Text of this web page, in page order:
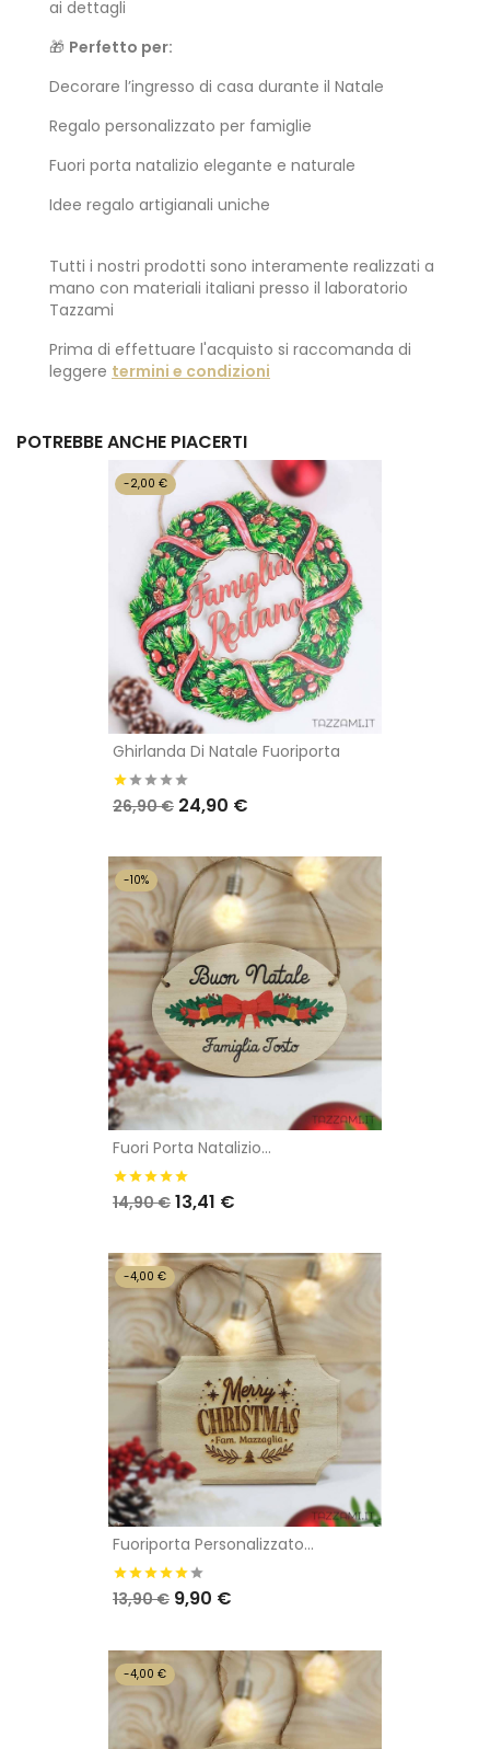
ai dettagli
🎁 Perfetto per:
Decorare l’ingresso di casa durante il Natale
Regalo personalizzato per famiglie
Fuori porta natalizio elegante e naturale
Idee regalo artigianali uniche
Tutti i nostri prodotti sono interamente realizzati a
mano con materiali italiani presso il laboratorio
Tazzami
Prima di effettuare l'acquisto si raccomanda di
leggere termini e condizioni
POTREBBE ANCHE PIACERTI
Ghirlanda Di Natale Fuoriporta
26,90 € 24,90 €
-2,00 €
Fuori Porta Natalizio...
14,90 € 13,41 €
-10%
Fuoriporta Personalizzato...
13,90 € 9,90 €
-4,00 €
-4,00 €